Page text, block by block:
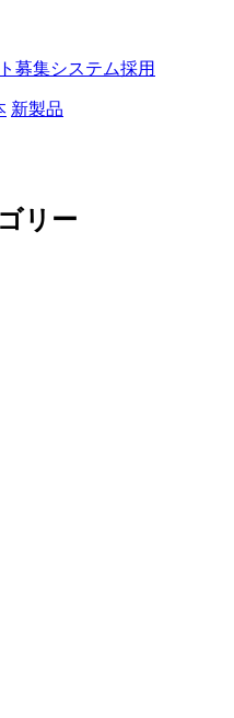
募集システム採用
新製品
リー